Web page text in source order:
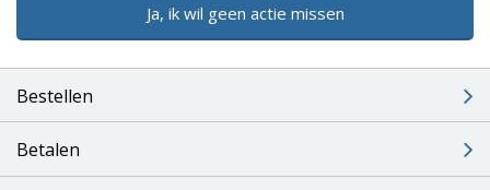
Ja, ik wil geen actie missen
Bestellen
Betalen